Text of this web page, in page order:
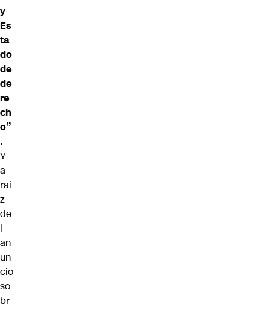
y
Es
ta
do
de
de
re
ch
o”
.
Y
a
raí
z
de
l
an
un
cio
so
br